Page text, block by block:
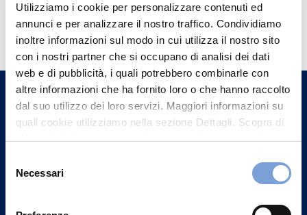
Utilizziamo i cookie per personalizzare contenuti ed
annunci e per analizzare il nostro traffico. Condividiamo
inoltre informazioni sul modo in cui utilizza il nostro sito
con i nostri partner che si occupano di analisi dei dati
web e di pubblicità, i quali potrebbero combinarle con
altre informazioni che ha fornito loro o che hanno raccolto
dal suo utilizzo dei loro servizi. Maggiori informazioni su
quali cookie utilizziamo nella sezione Dettagli. Scopra di
più su chi siamo, come può contattarci e come trattiamo i
può trovare nel footer del sito nella sezione "Informativa
delNecessari
Hai bisogno di
informazioni?
Trova l'Agenzia più vicina a te e parla con
un nostro Agente.
Contattaci